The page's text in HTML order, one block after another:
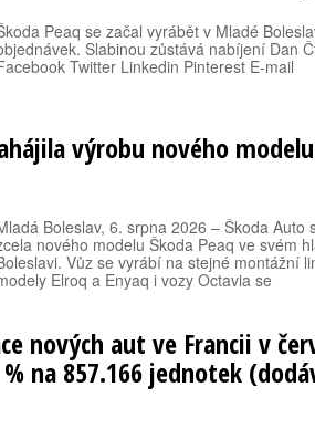
Peaq se začal vyrábět v Mladé
Slabinou zůstává nabíjení Dan
Twitter Linkedin Pinterest E-mail
výrobu nového
Boleslav, 6. srpna 2026 – Škoda Auto
nového modelu Škoda Peaq ve svém
Vůz se vyrábí na stejné montážní
Elroq a Enyaq i vozy Octavia se
nových aut ve Francii v
na 857.166 jednotek